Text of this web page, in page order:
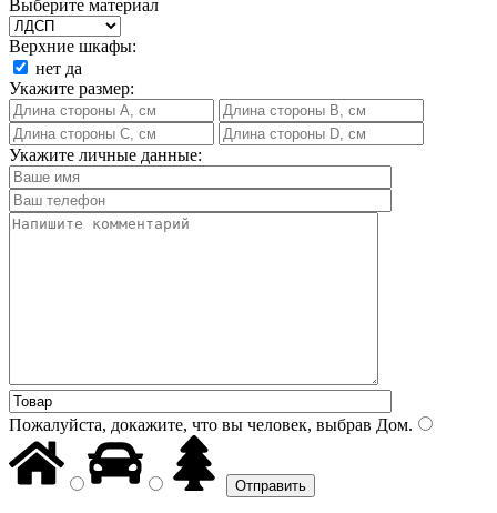
Выберите материал
Верхние шкафы:
нет да
Укажите размер:
Укажите личные данные:
Пожалуйста, докажите, что вы человек, выбрав Дом.